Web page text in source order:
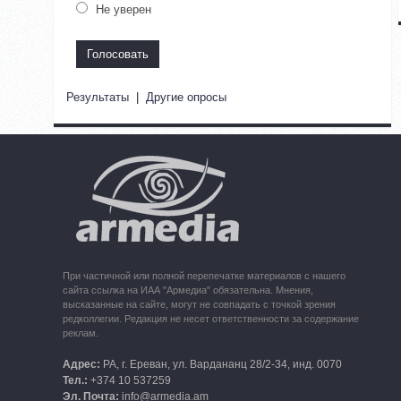
Не уверен
Результаты | Другие опросы
При частичной или полной перепечатке материалов с нашего
сайта ссылка на ИАА "Армедиа" обязательна. Мнения,
высказанные на сайте, могут не совпадать с точкой зрения
редколлегии. Редакция не несет ответственности за содержание
реклам.
Адрес: РА, г. Ереван, ул. Вардананц 28/2-34, инд. 0070
Тел.: +374 10 537259
Эл. Почта: info@armedia.am